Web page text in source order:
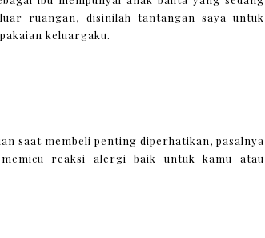
ruangan, disinilah tantangan saya untuk
keluargaku.
saat membeli penting diperhatikan, pasalnya
reaksi alergi baik untuk kamu atau